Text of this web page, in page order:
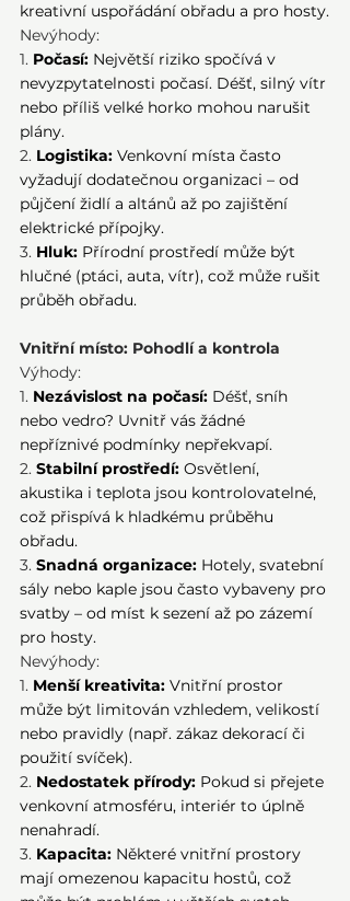
kreativní uspořádání obřadu a pro hosty.
Nevýhody:
1. Počasí: Největší riziko spočívá v
nevyzpytatelnosti počasí. Déšť, silný vítr
nebo příliš velké horko mohou narušit
plány.
2. Logistika: Venkovní místa často
vyžadují dodatečnou organizaci – od
půjčení židlí a altánů až po zajištění
elektrické přípojky.
3. Hluk: Přírodní prostředí může být
hlučné (ptáci, auta, vítr), což může rušit
průběh obřadu.
Vnitřní místo: Pohodlí a kontrola
Výhody:
1. Nezávislost na počasí: Déšť, sníh
nebo vedro? Uvnitř vás žádné
nepříznivé podmínky nepřekvapí.
2. Stabilní prostředí: Osvětlení,
akustika i teplota jsou kontrolovatelné,
což přispívá k hladkému průběhu
obřadu.
3. Snadná organizace: Hotely, svatební
sály nebo kaple jsou často vybaveny pro
svatby – od míst k sezení až po zázemí
pro hosty.
Nevýhody:
1. Menší kreativita: Vnitřní prostor
může být limitován vzhledem, velikostí
nebo pravidly (např. zákaz dekorací či
použití svíček).
2. Nedostatek přírody: Pokud si přejete
venkovní atmosféru, interiér to úplně
nenahradí.
3. Kapacita: Některé vnitřní prostory
mají omezenou kapacitu hostů, což